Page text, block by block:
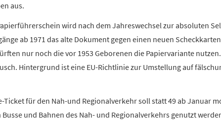
aus.
wird nach dem Jahreswechsel zur absoluten
ab 1971 das alte Dokument gegen einen neuen
nur noch die vor 1953 Geborenen die Papiervariante
Hintergrund ist eine EU-Richtlinie zur Umstellung auf
Ticket für den Nah-und Regionalverkehr soll statt 49 ab Januar
und Bahnen des Nah- und Regionalverkehrs genutzt